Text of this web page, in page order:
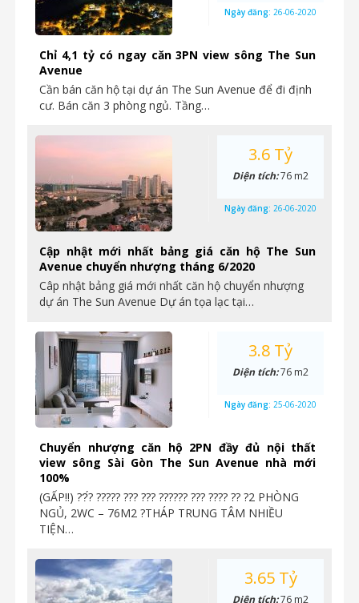
Chỉ 4,1 tỷ có ngay căn 3PN view sông The Sun
Avenue
Cần bán căn hộ tại dự án The Sun Avenue để đi định
cư. Bán căn 3 phòng ngủ. Tầng…
Ngày đăng: 26-06-2020
Cập nhật mới nhất bảng giá căn hộ The Sun
Avenue chuyển nhượng tháng 6/2020
Câp nhật bảng giá mới nhất căn hộ chuyển nhượng
dự án The Sun Avenue Dự án tọa lạc tại…
3.6 Tỷ
Diện tích:76 m2
Ngày đăng: 26-06-2020
Chuyển nhượng căn hộ 2PN đầy đủ nội thất
view sông Sài Gòn The Sun Avenue nhà mới
100%
(GẤP‼️) ??́? ????? ??? ??? ?????? ??? ???? ?? ?2 PHÒNG
NGỦ, 2WC – 76M2 ?THÁP TRUNG TÂM NHIỀU
TIỆN…
3.8 Tỷ
Diện tích:76 m2
Ngày đăng: 25-06-2020
3.65 Tỷ
Diện tích:76 m2